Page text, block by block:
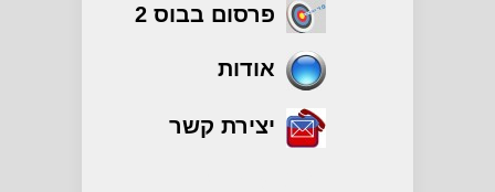
פרסום בבוס 2
אודות
יצירת קשר